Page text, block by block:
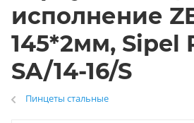
исполнение
145*2мм, Sipel
SA/14-16/S
Пинцеты стальные